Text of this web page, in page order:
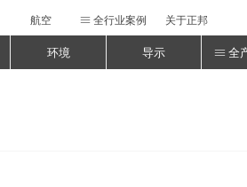
环境 导示 ꁔ 全
航空 ꁔ 全行业案例 关于正邦